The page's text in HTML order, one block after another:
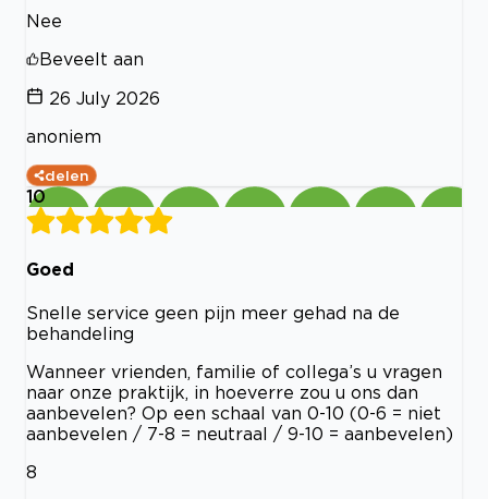
Nee
Beveelt aan
26 July 2026
anoniem
delen
10
Goed
Snelle service geen pijn meer gehad na de
behandeling
Wanneer vrienden, familie of collega’s u vragen
naar onze praktijk, in hoeverre zou u ons dan
aanbevelen? Op een schaal van 0-10 (0-6 = niet
aanbevelen / 7-8 = neutraal / 9-10 = aanbevelen)
8